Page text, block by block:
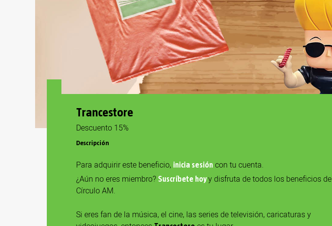
Trancestore
Descuento 15%
Descripción
Para adquirir este beneficio, inicia sesión con tu cuenta.
¿Aún no eres miembro? Suscríbete hoyy disfruta de todos los beneficios de
Círculo AM.
Si eres fan de la música, el cine, las series de televisión, caricaturas y